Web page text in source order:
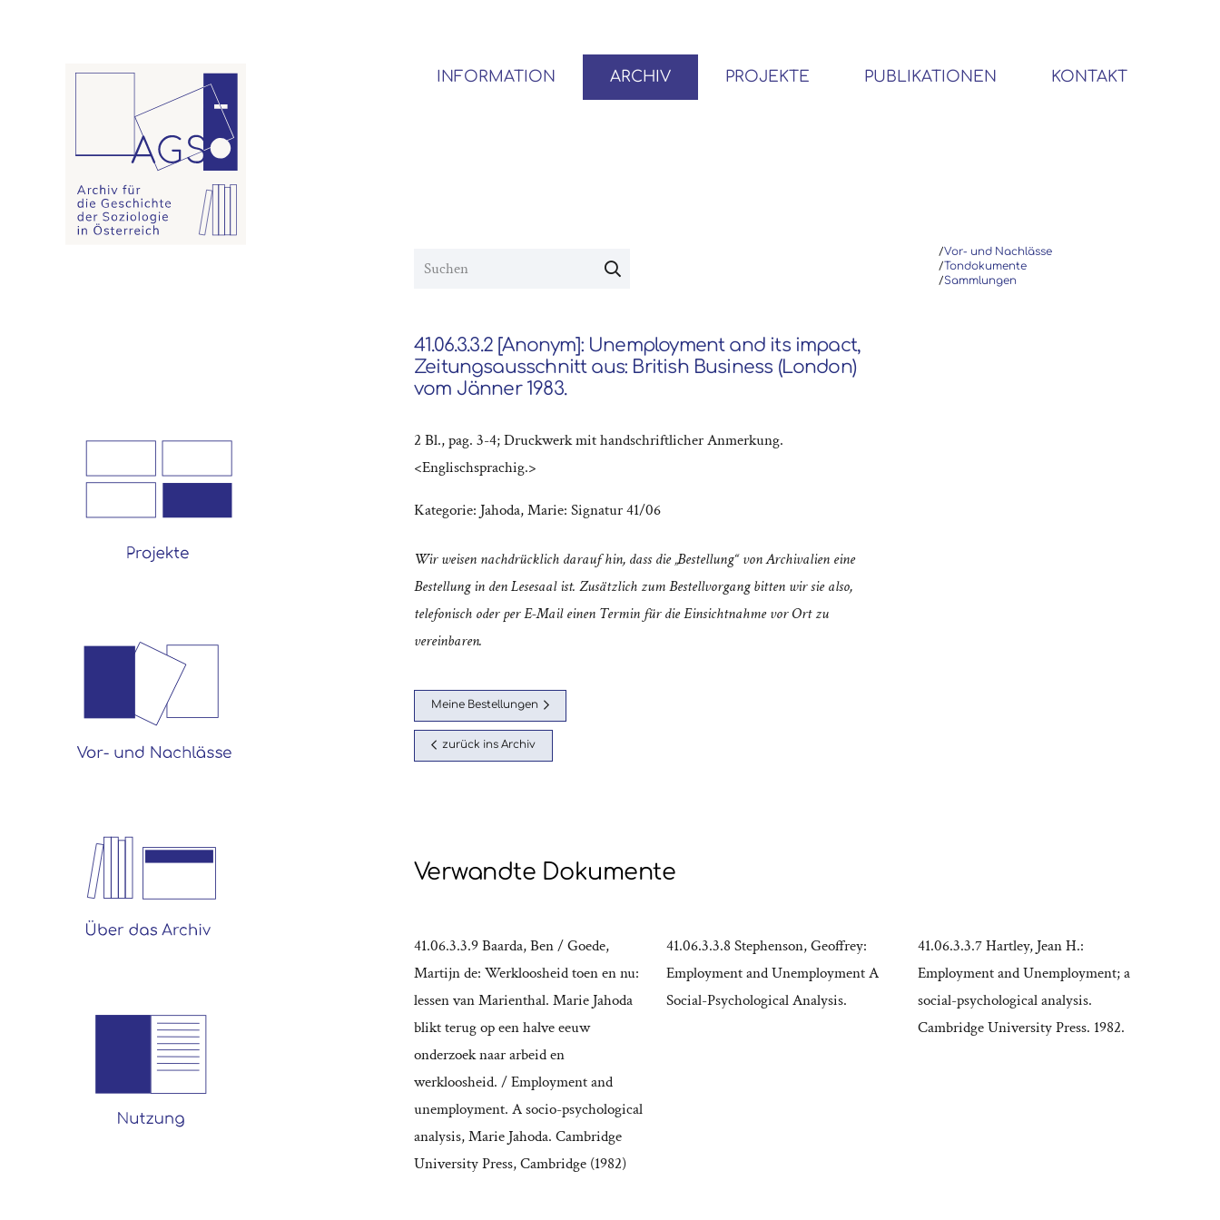
INFORMATION ARCHIV PROJEKTE PUBLIKATIONEN KONTAKT
/Vor- und Nachlässe
/Tondokumente
/Sammlungen
41.06.3.3.2 [Anonym]: Unemployment and its impact,
Zeitungsausschnitt aus: British Business (London)
vom Jänner 1983.
2 Bl., pag. 3-4; Druckwerk mit handschriftlicher Anmerkung.
<Englischsprachig.>
Kategorie: Jahoda, Marie: Signatur 41/06
Wir weisen nachdrücklich darauf hin, dass die „Bestellung“ von Archivalien eine
Bestellung in den Lesesaal ist. Zusätzlich zum Bestellvorgang bitten wir sie also,
telefonisch oder per E-Mail einen Termin für die Einsichtnahme vor Ort zu
vereinbaren.
Meine Bestellungen
zurück ins Archiv
Verwandte Dokumente
41.06.3.3.9 Baarda, Ben / Goede,
Martijn de: Werkloosheid toen en nu:
lessen van Marienthal. Marie Jahoda
blikt terug op een halve eeuw
onderzoek naar arbeid en
werkloosheid. / Employment and
unemployment. A socio-psychological
analysis, Marie Jahoda. Cambridge
University Press, Cambridge (1982)
41.06.3.3.8 Stephenson, Geoffrey:
Employment and Unemployment A
Social-Psychological Analysis.
41.06.3.3.7 Hartley, Jean H.:
Employment and Unemployment; a
social-psychological analysis.
Cambridge University Press. 1982.